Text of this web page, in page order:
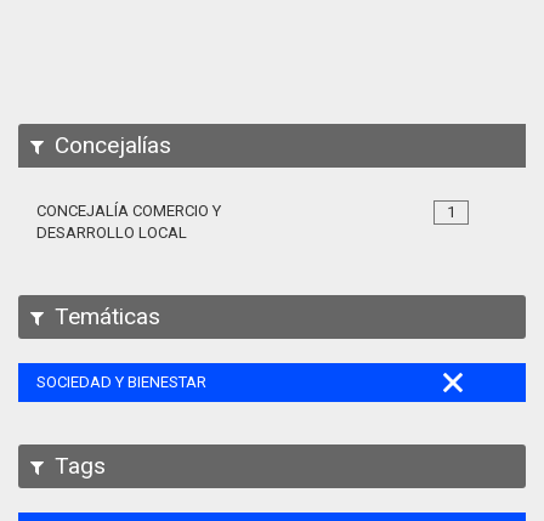
Concejalías
1
CONCEJALÍA COMERCIO Y
DESARROLLO LOCAL
Temáticas
SOCIEDAD Y BIENESTAR
Tags